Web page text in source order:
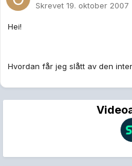
Skrevet 19. oktober 2007
Hei!
Hvordan får jeg slått av den